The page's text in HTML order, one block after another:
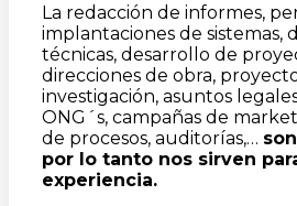
La redacción de informes,
implantaciones de sistemas,
técnicas, desarrollo de
direcciones de obra,
investigación, asuntos
ONG´s, campañas de
de procesos, auditorías,…
por lo tanto nos sirven
experiencia.